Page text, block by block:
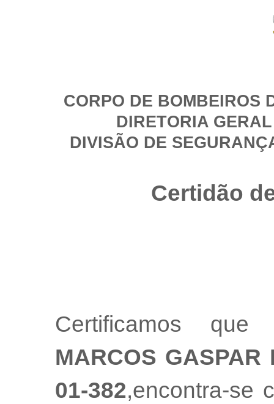
CORPO DE BOMBEIROS
DIRETORIA
DIVISÃO DE
Certidão
Certificamos
MARCOS GASPAR
01-382,encontra-se